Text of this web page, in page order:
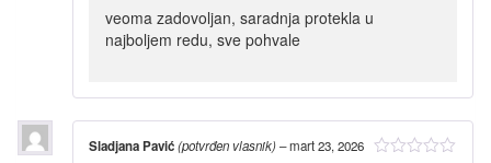
veoma zadovoljan, saradnja protekla u
najboljem redu, sve pohvale
Sladjana Pavić(potvrđen vlasnik)–mart 23, 2026